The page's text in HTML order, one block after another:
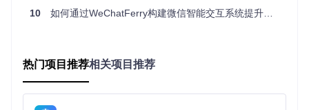
多场景智能助手落地实践
强大功能。
10 如何通过WeChatFerry构建微信智能交互系统提升沟通效率
热门项目推荐相关项目推荐